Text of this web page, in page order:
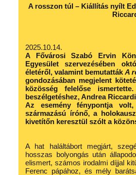
A rosszon túl – Kiállítás nyílt
2025.10.14.
A Fővárosi Szabó Ervin
Egyesület szervezésében
életéről, valamint bemutatták A
gondozásában megjelent
közösség felelőse
beszélgetéshez, Andrea
Az esemény fénypontja
származású írónő, a
kivetítőn keresztül szólt a
A hat haláltábort megjárt,
hosszas bolyongás után
elismert, számos irodalmi díjjal
Ferenc pápához, és mély